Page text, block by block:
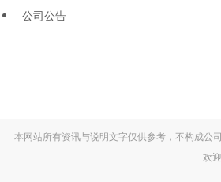
公司公告
本网站所有资讯与说明文字仅供参考，不构成公
欢